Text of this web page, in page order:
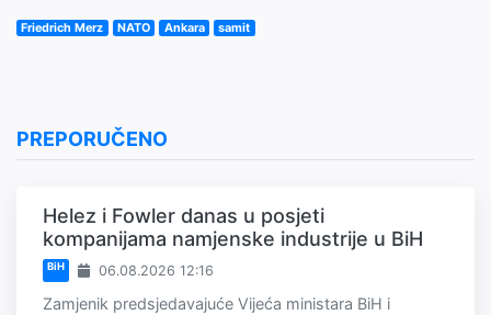
Friedrich Merz NATO Ankara samit
PREPORUČENO
Helez i Fowler danas u posjeti
kompanijama namjenske industrije u BiH
BiH 06.08.2026 12:16
Zamjenik predsjedavajuće Vijeća ministara BiH i